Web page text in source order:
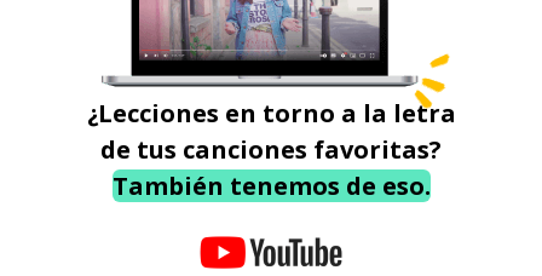
¿Lecciones en torno a la letra
de tus canciones favoritas?
También tenemos de eso.